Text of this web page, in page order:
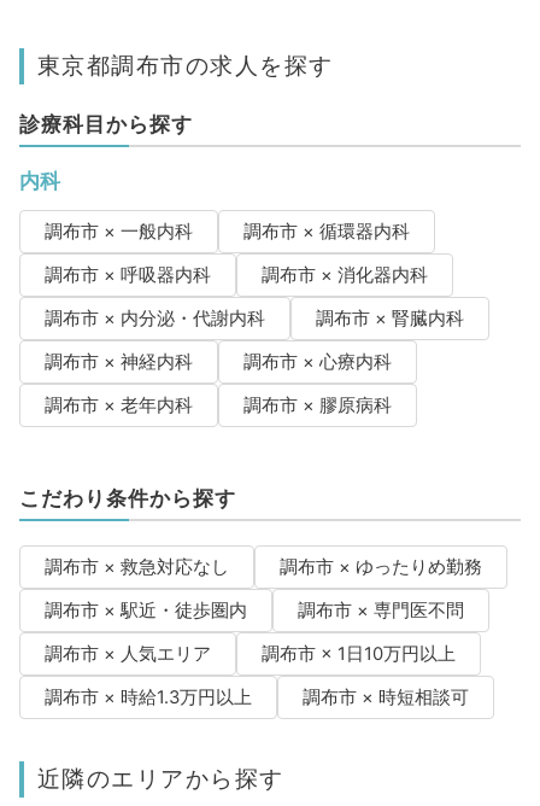
東京都調布市の求人を探す
診療科目から探す
内科
調布市 × 一般内科
調布市 × 循環器内科
調布市 × 呼吸器内科
調布市 × 消化器内科
調布市 × 内分泌・代謝内科
調布市 × 腎臓内科
調布市 × 神経内科
調布市 × 心療内科
調布市 × 老年内科
調布市 × 膠原病科
こだわり条件から探す
調布市 × 救急対応なし
調布市 × ゆったりめ勤務
調布市 × 駅近・徒歩圏内
調布市 × 専門医不問
調布市 × 人気エリア
調布市 × 1日10万円以上
調布市 × 時給1.3万円以上
調布市 × 時短相談可
近隣のエリアから探す